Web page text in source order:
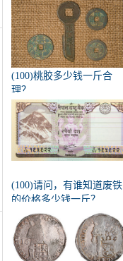
(100)桃胶多少钱一斤合
理？
(100)请问，有谁知道废铁
的价格多少钱一斤？